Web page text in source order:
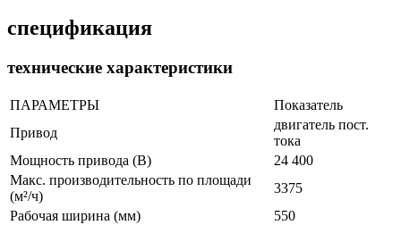
спецификация
технические характеристики
ПАРАМЕТРЫ
Показатель
Привод
двигатель пост.
тока
Мощность привода (В)
24 400
Макс. производительность по площади
(м²/ч)
3375
Рабочая ширина (мм)
550